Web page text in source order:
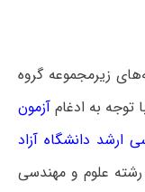
زیرمجموعه گروه
توجه به ادغامآزمون
ارشد دانشگاه آزاد
علوم و مهندسی